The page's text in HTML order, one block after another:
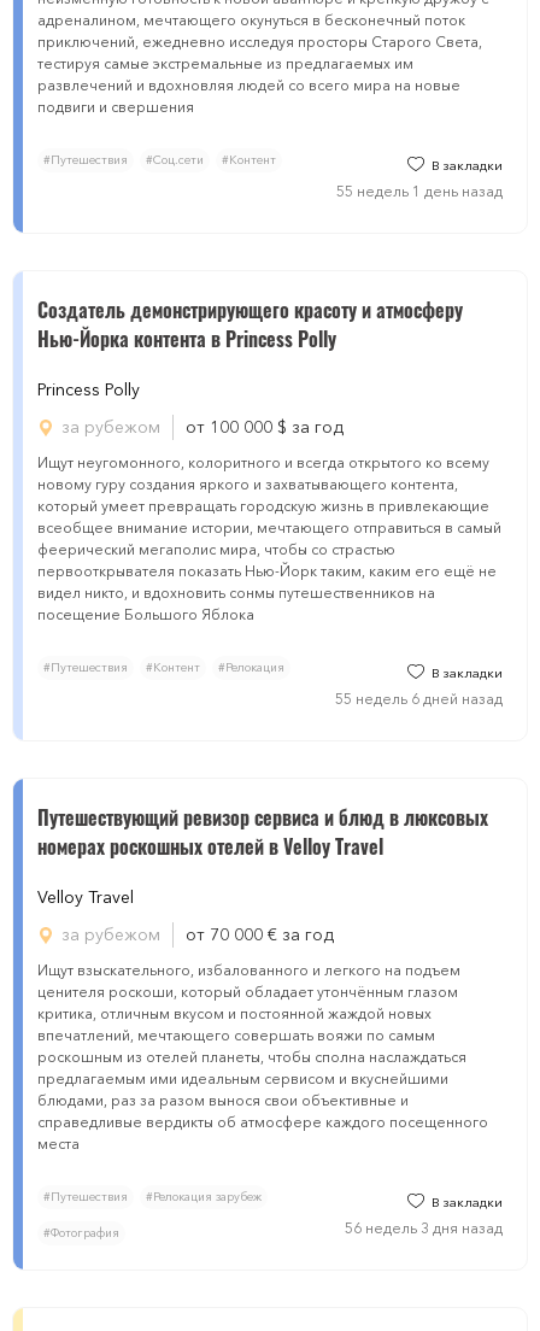
адреналином, мечтающего окунуться в бесконечный поток
приключений, ежедневно исследуя просторы Старого Света,
тестируя самые экстремальные из предлагаемых им
развлечений и вдохновляя людей со всего мира на новые
подвиги и свершения
#Путешествия #Соц.сети #Контент В закладки
55 недель 1 день назад
Создатель демонстрирующего красоту и атмосферу
Нью-Йорка контента в Princess Polly
Princess Polly
за рубежом
от 100 000 $ за год
Ищут неугомонного, колоритного и всегда открытого ко всему
новому гуру создания яркого и захватывающего контента,
который умеет превращать городскую жизнь в привлекающие
всеобщее внимание истории, мечтающего отправиться в самый
феерический мегаполис мира, чтобы со страстью
первооткрывателя показать Нью-Йорк таким, каким его ещё не
видел никто, и вдохновить сонмы путешественников на
посещение Большого Яблока
#Путешествия #Контент #Релокация В закладки
55 недель 6 дней назад
Путешествующий ревизор сервиса и блюд в люксовых
номерах роскошных отелей в Velloy Travel
Velloy Travel
за рубежом
от 70 000 € за год
Ищут взыскательного, избалованного и легкого на подъем
ценителя роскоши, который обладает утончённым глазом
критика, отличным вкусом и постоянной жаждой новых
впечатлений, мечтающего совершать вояжи по самым
роскошным из отелей планеты, чтобы сполна наслаждаться
предлагаемым ими идеальным сервисом и вкуснейшими
блюдами, раз за разом вынося свои объективные и
справедливые вердикты об атмосфере каждого посещенного
места
#Путешествия #Релокация зарубеж
#Фотография
В закладки
56 недель 3 дня назад